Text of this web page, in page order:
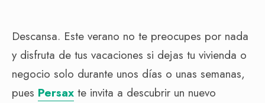
Descansa. Este verano no te preocupes por nada
y disfruta de tus vacaciones si dejas tu vivienda o
negocio solo durante unos días o unas semanas,
pues Persax te invita a descubrir un nuevo